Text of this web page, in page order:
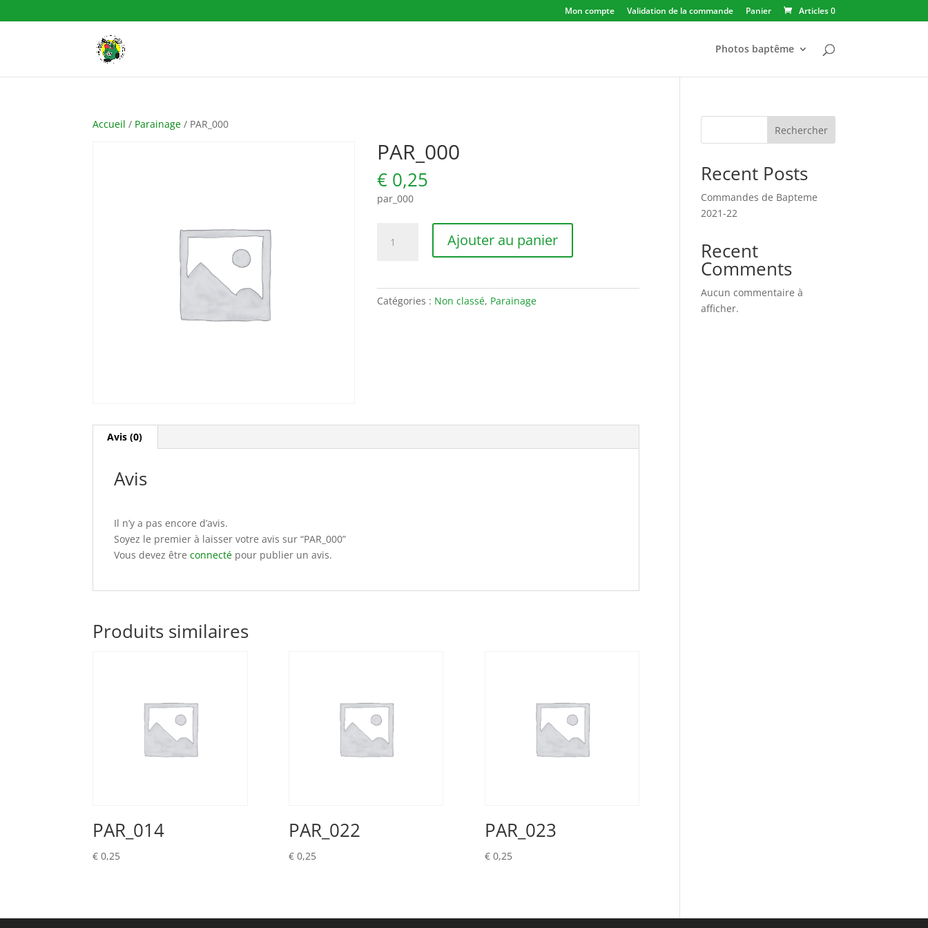
Mon compte Validation de la commande Panier Articles 0
Photos baptême
Accueil / Parainage / PAR_000
PAR_000
€ 0,25
par_000
Ajouter au panier
Catégories : Non classé, Parainage
Avis (0)
Avis
Il n’y a pas encore d’avis.
Soyez le premier à laisser votre avis sur “PAR_000”
Vous devez êtreconnecté pour publier un avis.
Produits similaires
PAR_014
€ 0,25
PAR_022
€0,25
PAR_023
€0,25
Rechercher
Recent Posts
Commandes de Bapteme
2021-22
Recent
Comments
Aucun commentaire à
afficher.